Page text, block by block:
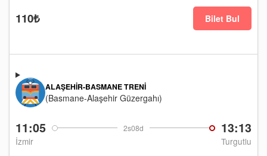
110₺ Bilet Bul
11:05 2s08d 13:13
İzmir Turgutlu
ALAŞEHIR-BASMANE TRENI
(Basmane-Alaşehir Güzergahı)